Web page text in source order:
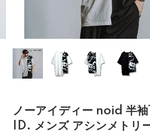
ノーアイディー noid 半
ID. メンズ アシンメトリ